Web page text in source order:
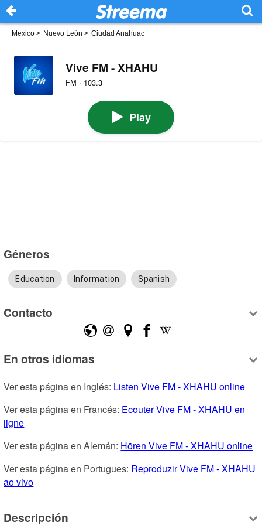
Mexico > Nuevo León > Ciudad Anahuac
Vive FM - XHAHU
FM · 103.3
Play
Géneros
Education Information Spanish
Contacto
En otros idiomas
Ver esta página en Inglés: Listen Vive FM - XHAHU online
Ver esta página en Francés: Ecouter Vive FM - XHAHU en
ligne
Ver esta página en Alemán: Hören Vive FM - XHAHU online
Ver esta página en Portugues: Reproduzir Vive FM - XHAHU
ao vivo
Descripción